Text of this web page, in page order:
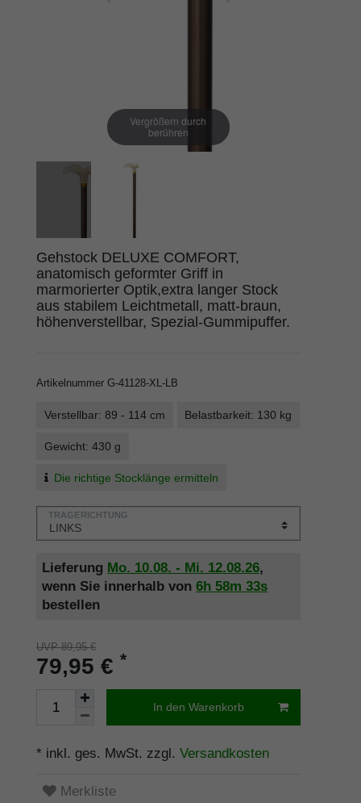
Vergrößern durch
berühren
Gehstock DELUXE COMFORT,
anatomisch geformter Griff in
marmorierter Optik,extra langer Stock
aus stabilem Leichtmetall, matt-braun,
höhenverstellbar, Spezial-Gummipuffer.
Artikelnummer G-41128-XL-LB
Verstellbar: 89 - 114 cm Belastbarkeit: 130 kg
Gewicht: 430 g
Die richtige Stocklänge ermitteln
TRAGERICHTUNG
Lieferung Mo. 10.08. - Mi. 12.08.26,
wenn Sie innerhalb von 6h 58m 33s
bestellen
UVP 89,95 €
79,95 € *
In den Warenkorb
* inkl. ges. MwSt. zzgl. Versandkosten
Merkliste